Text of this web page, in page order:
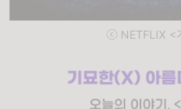
ⓒ NETFLIX <